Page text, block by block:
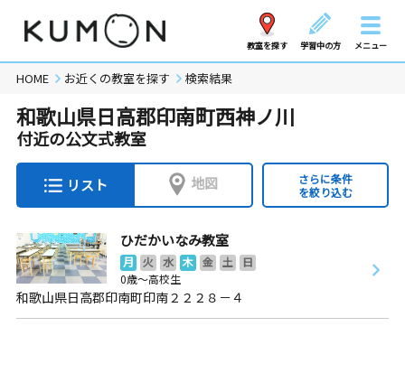
教室を探す 学習中の方 メニュー
HOME お近くの教室を探す 検索結果
和歌山県日高郡印南町西神ノ川
付近の公文式教室
リスト 地図
さらに条件
を絞り込む
ひだかいなみ教室
月 火 水 木 金 土
日
0歳～高校生
和歌山県日高郡印南町印南２２２８－４